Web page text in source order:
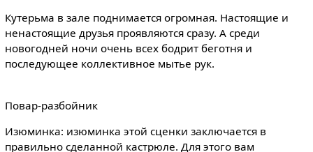
Кутерьма в зале поднимается огромная. Настоящие и
ненастоящие друзья проявляются сразу. А среди
новогодней ночи очень всех бодрит беготня и
последующее коллективное мытье рук.
Повар-разбойник
Изюминка: изюминка этой сценки заключается в
правильно сделанной кастрюле. Для этого вам